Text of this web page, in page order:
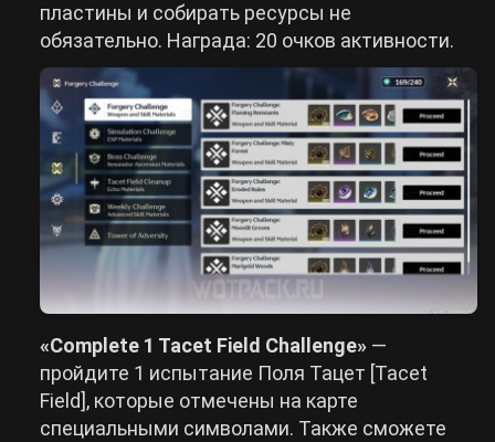
пластины и собирать ресурсы не
обязательно. Награда: 20 очков активности.
«Complete 1 Tacet Field Challenge» —
пройдите 1 испытание Поля Тацет [Tacet
Field], которые отмечены на карте
специальными символами. Также сможете